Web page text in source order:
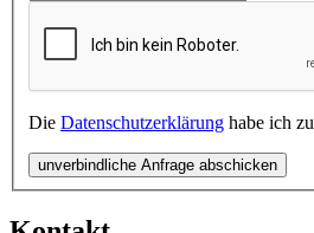
Die Datenschutzerklärung habe ich
unverbindliche Anfrage abschicken